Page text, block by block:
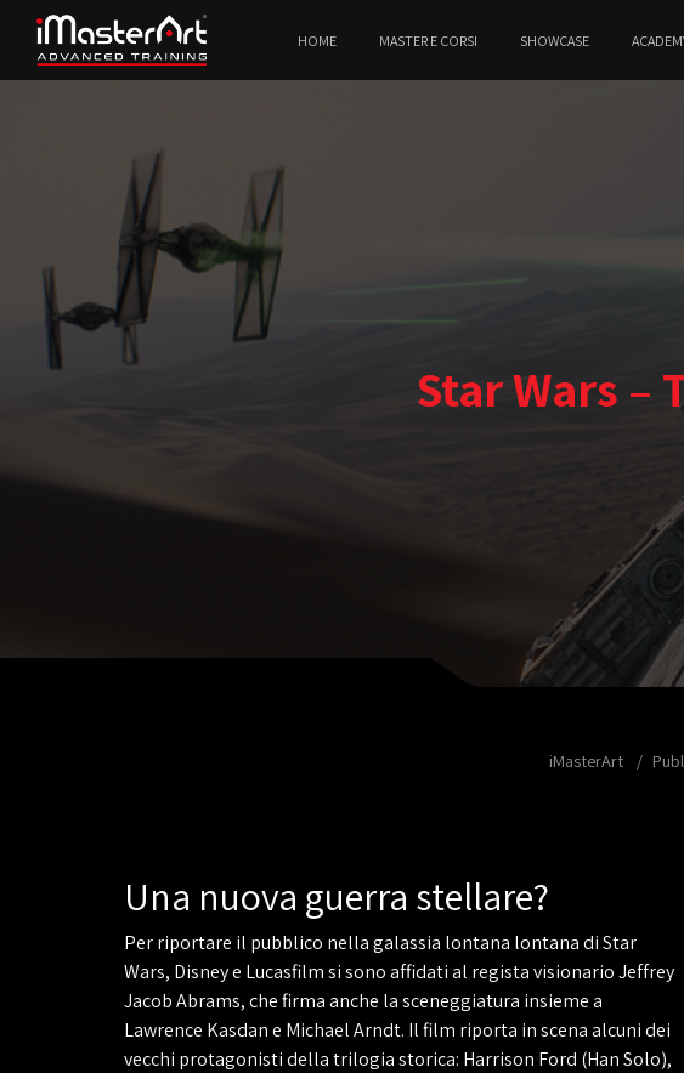
HOME MASTER E CORSI SHOWCASE
Star Wars –
iMasterArt
Una nuova guerra stellare?
Per riportare il pubblico nella galassia lontana lontana di Star
Wars, Disney e Lucasfilm si sono affidati al regista visionario Jeffrey
Jacob Abrams, che firma anche la sceneggiatura insieme a
Lawrence Kasdan e Michael Arndt. Il film riporta in scena alcuni dei
vecchi protagonisti della trilogia storica: Harrison Ford (Han Solo),